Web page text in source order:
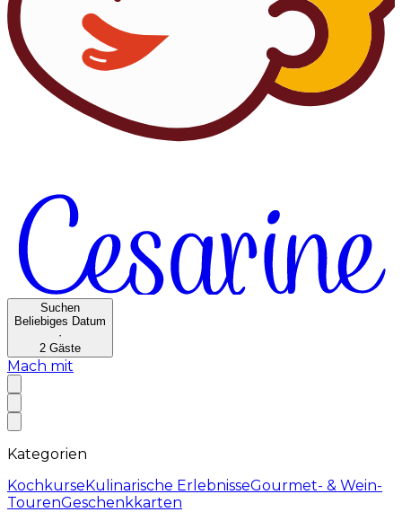
Suchen
Beliebiges Datum
·
2 Gäste
Mach mit
Kategorien
KochkurseKulinarische ErlebnisseGourmet- & Wein-
TourenGeschenkkarten